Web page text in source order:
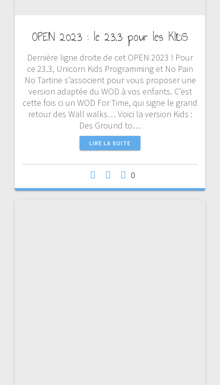
OPEN 2023 : le 23.3 pour les KIDS
Dernière ligne droite de cet OPEN 2023 ! Pour
ce 23.3, Unicorn Kids Programming et No Pain
No Tartine s’associent pour vous proposer une
version adaptée du WOD à vos enfants. C’est
cette fois ci un WOD For Time, qui signe le grand
retour des Wall walks… Voici la version Kids :
Des Ground to…
LIRE LA SUITE
0